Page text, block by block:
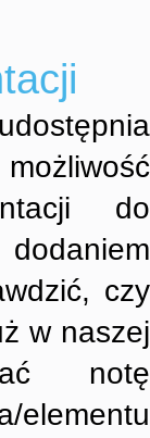
do
czy
w naszej
notę
elementu